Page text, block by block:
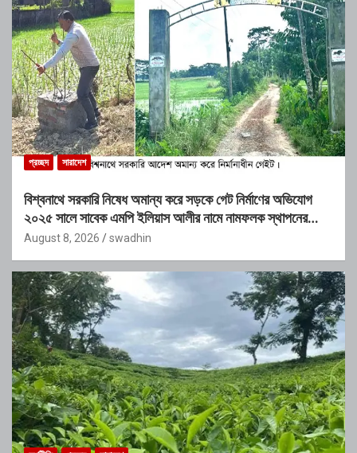
প্রচ্ছদ সারাদেশ
বিশ্বনাথে সরকারি নিষেধ অমান্য করে সড়কে গেট নির্মাণের অভিযোগ
২০২৫ সালে সাবেক এমপি ইলিয়াস আলীর নামে নামফলক স্থাপনের
অভিযোগ
August 8, 2026 swadhin